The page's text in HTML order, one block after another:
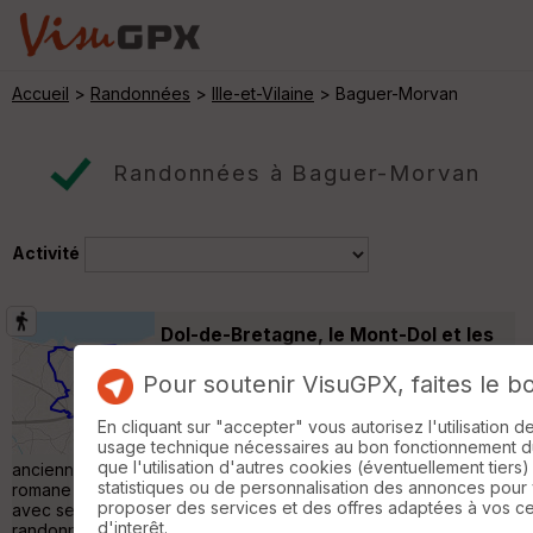
Accueil > Randonnées > Ille-et-Vilaine > Baguer-Morvan
Randonnées à Baguer-Morvan
Activité
Dol-de-Bretagne, le Mont-Dol et les
29 km
A mi-chemin entre Saint-Malo et le Mont-
Saint-Michel, Dol de Bretagne est une
ancienne cité religieuse au passé prestigieux. Sa cathédrale
romane saint-Samson, du XIIe siècle domine le centre ancien
avec ses remparts et maisons à pans de bois. Cette boucle de
Pour soutenir VisuGPX, faites le
En cliquant sur "accepter" vous autorisez l'utilisation
usage technique nécessaires au bon fonctionnement
que l'utilisation d'autres cookies (éventuellement
statistiques ou de personnalisation des annonces pour
proposer des services et des offres adaptées à vos
d'interêt.